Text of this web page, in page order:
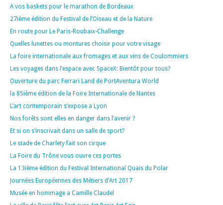
A vos baskets pour le marathon de Bordeaux
27ième édition du Festival de l’Oiseau et de la Nature
En route pour Le Paris-Roubaix-Challenge
Quelles lunettes ou montures choisir pour votre visage
La foire internationale aux fromages et aux vins de Coulommiers
Les voyages dans l’espace avec SpaceX: Bientôt pour tous?
Ouverture du parc Ferrari Land de PortAventura World
la 85ième édition de la Foire Internationale de Nantes
L’art contemporain s’expose a Lyon
Nos forêts sont elles en danger dans l’avenir ?
Et si on s’inscrivait dans un salle de sport?
Le stade de Charlety fait son cirque
La Foire du Trône vous ouvre ces portes
La 13ième édition du Festival International Quais du Polar
Journées Européennes des Métiers d’Art 2017
Musée en hommage a Camille Claudel